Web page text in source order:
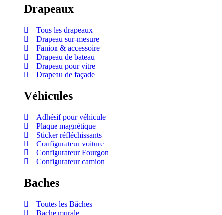
Drapeaux
Tous les drapeaux
Drapeau sur-mesure
Fanion & accessoire
Drapeau de bateau
Drapeau pour vitre
Drapeau de façade
Véhicules
Adhésif pour véhicule
Plaque magnétique
Sticker réfléchissants
Configurateur voiture
Configurateur Fourgon
Configurateur camion
Baches
Toutes les Bâches
Bache murale